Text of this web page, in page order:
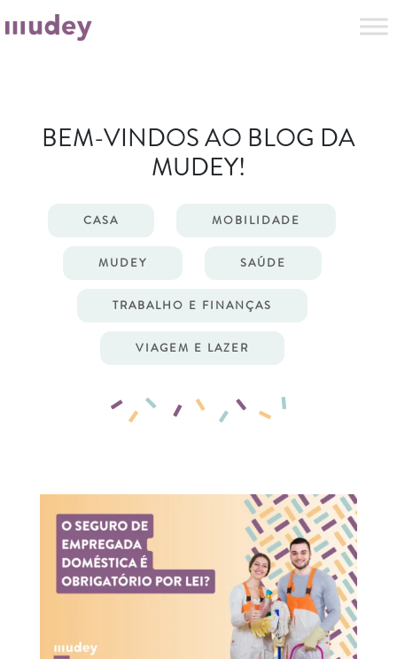
BEM-VINDOS AO BLOG DA
MUDEY!
CASA MOBILIDADE
MUDEY SAÚDE
TRABALHO E FINANÇAS
VIAGEM E LAZER